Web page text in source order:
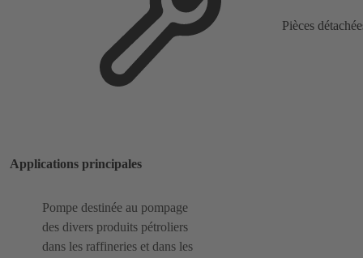
Pièces
Applications principales
Pompe destinée au pompage
des divers produits pétroliers
dans les raffineries et dans les